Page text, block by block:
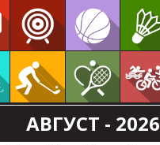
АВГУСТ - 2026